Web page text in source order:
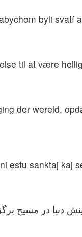
byli svatí
til at være
der wereld,
estu sanktaj kaj
دنیا در مسیح